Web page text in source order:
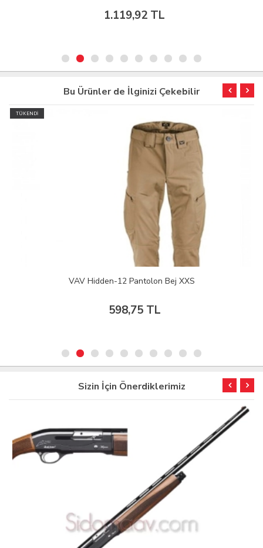
1.119,92 TL
Bu Ürünler de İlginizi Çekebilir
TÜKENDİ
VAV Hidden-12 Pantolon Bej XXS
598,75 TL
Sizin İçin Önerdiklerimiz